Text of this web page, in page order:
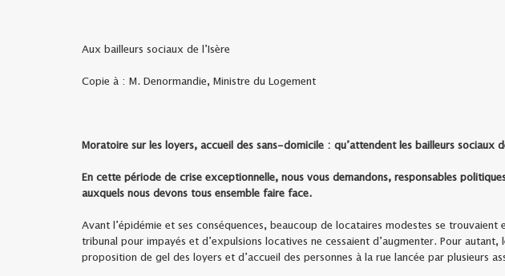
Aux bailleurs sociaux de l’Isère
Copie à : M. Denormandie, Ministre du Logement
Moratoire sur les loyers, accueil des sans-domicile : qu’attendent les bailleurs sociaux
En cette période de crise exceptionnelle, nous vous demandons, responsables
auxquels nous devons tous ensemble faire face.
Avant l’épidémie et ses conséquences, beaucoup de locataires modestes se
tribunal pour impayés et d’expulsions locatives ne cessaient d’augmenter. Pour
proposition de gel des loyers et d’accueil des personnes à la rue lancée par plusieurs